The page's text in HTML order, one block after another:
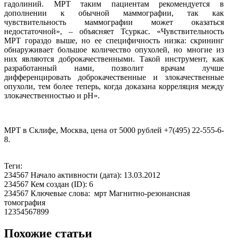
гадолиний. МРТ таким пациентам рекомендуется в
дополнении к обычной маммографии, так как
чувствительность маммографии может оказаться
недостаточной», – объясняет Тсуркас. «Чувствительность
МРТ гораздо выше, но ее специфичность низка: скрининг
обнаруживает большое количество опухолей, но многие из
них являются доброкачественными. Такой инструмент, как
разработанный нами, позволит врачам лучше
дифференцировать доброкачественные и злокачественные
опухоли, тем более теперь, когда доказана корреляция между
злокачественностью и рН».
МРТ в Склифе, Москва, цена от 5000 рублей +7(495) 22-555-6-
8.
Теги:
234567 Начало активности (дата): 13.03.2012
234567 Кем создан (ID): 6
234567 Ключевые слова: мрт Магнитно-резонансная
томография
12354567899
Похожие статьи